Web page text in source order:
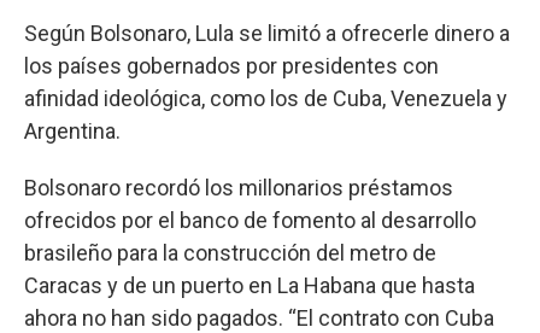
Según Bolsonaro, Lula se limitó a ofrecerle dinero a
los países gobernados por presidentes con
afinidad ideológica, como los de Cuba, Venezuela y
Argentina.
Bolsonaro recordó los millonarios préstamos
ofrecidos por el banco de fomento al desarrollo
brasileño para la construcción del metro de
Caracas y de un puerto en La Habana que hasta
ahora no han sido pagados. “El contrato con Cuba